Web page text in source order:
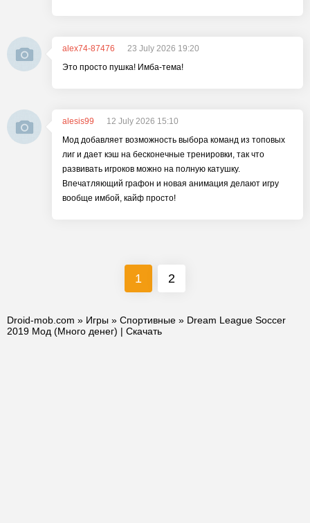
alex74-87476
23 July 2026 19:20
Это просто пушка! Имба-тема!
alesis99
12 July 2026 15:10
Мод добавляет возможность выбора команд из топовых
лиг и дает кэш на бесконечные тренировки, так что
развивать игроков можно на полную катушку.
Впечатляющий графон и новая анимация делают игру
вообще имбой, кайф просто!
1 2
Droid-mob.com » Игры » Спортивные » Dream League Soccer
2019 Мод (Много денег) | Скачать